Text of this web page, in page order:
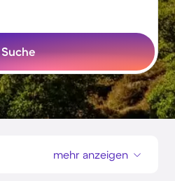
Suche
mehr anzeigen